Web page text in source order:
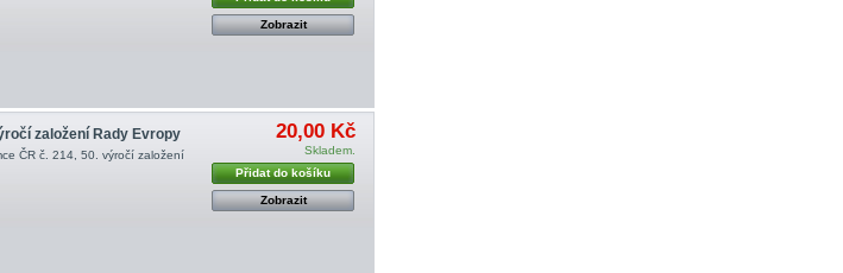
Zobrazit
založení Rady Evropy
ČR č. 214, 50. výročí založení
20,00 Kč
Skladem.
Přidat do košíku
Zobrazit